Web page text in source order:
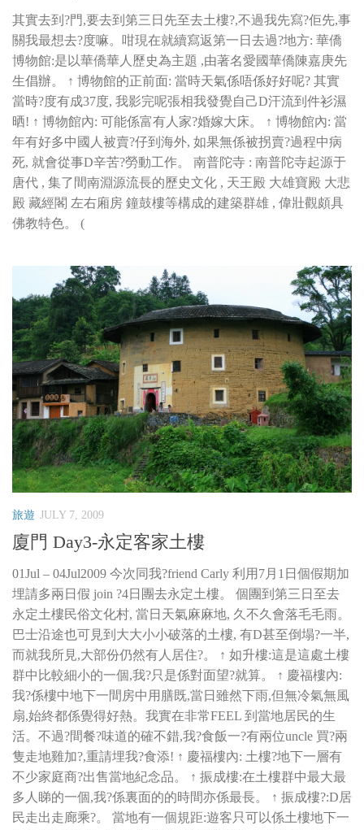
其實去到?門,要去到第三日先至去土樓?,不過我先寫?佢先,事
關我最想去?度嘛。咁現在就續寫返第一日去過?地方: 華僑
博物館:是以華僑華人歷史為主題 ,由著名愛國華僑陳嘉庚先
生倡辦。 ↑ 博物館的正前面: 當時天氣係唔係好好呢? 其實
當時?度有成37度, 我影完呢張相我發覺自己D汗流到件衫濕
晒! ↑ 博物館內: 可能係富有人家?婚嫁大床。 ↑ 博物館內: 當
年有好多中國人被賣?仔到海外, 如果無係被拐賣?過程中病
死, 就會從事D辛苦?勞動工作。 南普陀寺 : 南普陀寺起源于
唐代 , 集了間南淵源流長的歷史文化 , 天王殿 大雄寶殿 大悲
殿 藏經閣 左右廂房 鐘鼓樓等構成的建築群雄 , 偉壯觀頗具
佛教特色。 (
旅遊 JULY 7, 2009
廈門 Day3-永定客家土樓
01Jul – 04Jul2009 今次同我?friend Carly 利用7月1日個假期加
埋請多兩日假 join ?4日團去永定土樓。 個團到第三日至去
永定土樓民俗文化村, 當日天氣麻麻地, 久不久會落毛毛雨。
巴士沿途也可見到大大小小破落的土樓, 有D甚至倒塌?一半,
而就我所見,大部份仍然有人居住?。 ↑ 如升樓:這是這處土樓
群中比較細小的一個,我?只是係對面望?就算。 ↑ 慶福樓內:
我?係樓中地下一間房中用膳既,當日雖然下雨,但無冷氣無風
扇,始終都係覺得好熱。我實在非常FEEL 到當地居民的生
活。不過?間餐?味道的確不錯,我?食飯一?有兩位uncle 買?兩
隻走地雞加?,重請埋我?食添! ↑ 慶福樓內: 土樓?地下一層有
不少家庭商?出售當地紀念品。 ↑ 振成樓:在土樓群中最大最
多人睇的一個,我?係裏面的的時間亦係最長。 ↑ 振成樓?:D居
民走出走廊乘?。 當地有一個規距:遊客只可以係土樓地下一